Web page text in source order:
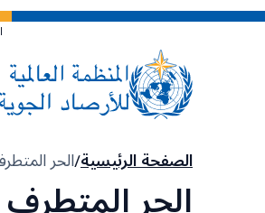
تخطي
مسار
الصفحة الرئيسيةالحر